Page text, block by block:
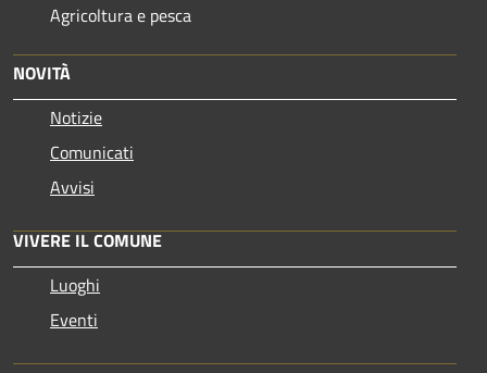
Agricoltura e pesca
NOVITÀ
Notizie
Comunicati
Avvisi
VIVERE IL COMUNE
Luoghi
Eventi